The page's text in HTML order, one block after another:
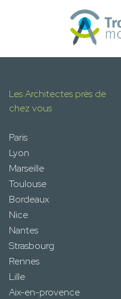
Les Architectes près de
chez vous
Paris
Lyon
Marseille
Toulouse
Bordeaux
Nice
Nantes
Strasbourg
Rennes
Lille
Aix-en-provence